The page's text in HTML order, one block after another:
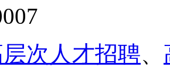
次人才招聘、